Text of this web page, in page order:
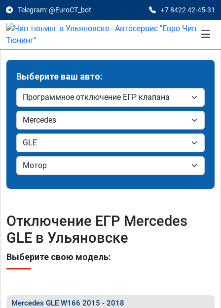
Telegram: @EuroCT_bot +7 8422 42-45-31
Выберите ваш авто:
Отключение ЕГР Mercedes
GLE в Ульяновске
Выберите свою модель:
Mercedes GLE W166 2015 - 2018